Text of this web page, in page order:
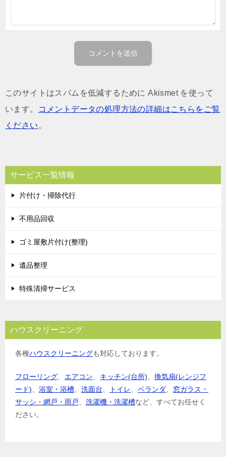
このサイトはスパムを低減するために Akismet を使って
います。
コメントデータの処理方法の詳細はこちらをご覧
ください 。
サービス一覧情報
片付け・掃除代行
不用品回収
ゴミ屋敷片付け(整理)
遺品整理
特殊清掃サービス
ハウスクリーニング
各種ハウスクリーニングも対応しております。
フローリング エアコン キッチン(台所)
換気扇(レンジフ
ード)
浴室・浴槽 洗面台 トイレ ベランダ
窓ガラス・
サッシ・網戸・雨戸
洗濯機・洗濯槽など、すべてお任せく
ださい。